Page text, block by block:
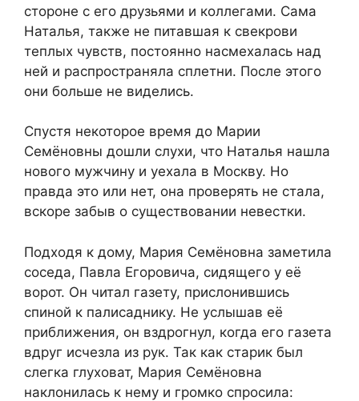
стороне с его друзьями и коллегами. Сама
Наталья, также не питавшая к свекрови
теплых чувств, постоянно насмехалась над
ней и распространяла сплетни. После этого
они больше не виделись.
Спустя некоторое время до Марии
Семёновны дошли слухи, что Наталья нашла
нового мужчину и уехала в Москву. Но
правда это или нет, она проверять не стала,
вскоре забыв о существовании невестки.
Подходя к дому, Мария Семёновна заметила
соседа, Павла Егоровича, сидящего у её
ворот. Он читал газету, прислонившись
спиной к палисаднику. Не услышав её
приближения, он вздрогнул, когда его газета
вдруг исчезла из рук. Так как старик был
слегка глуховат, Мария Семёновна
наклонилась к нему и громко спросила: